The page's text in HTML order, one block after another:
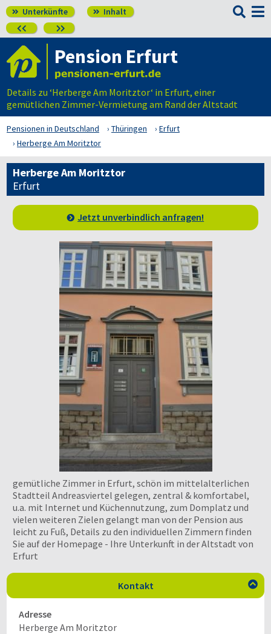
 Unterkünfte  Inhalt
 

Pension Erfurt
Details zu ‘Herberge Am Moritztor‘ in Erfurt, einer
gemütlichen Zimmer-Vermietung am Rand der Altstadt
Pensionen in Deutschland Thüringen
Erfurt
Herberge Am Moritztor
Herberge Am Moritztor
Erfurt
Jetzt unverbindlich anfragen!
gemütliche Zimmer in Erfurt, schön im mittelalterlichen
Stadtteil Andreasviertel gelegen, zentral & komfortabel,
u.a. mit Internet und Küchennutzung, zum Domplatz und
vielen weiteren Zielen gelangt man von der Pension aus
leicht zu Fuß, Details zu den individuellen Zimmern finden
Sie auf der Homepage - Ihre Unterkunft in der Altstadt von
Erfurt
Kontakt 
Adresse
Herberge Am Moritztor